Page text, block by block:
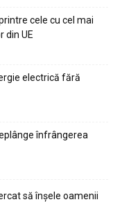
cele cu cel mai
din UE
electrică fără
înfrângerea
să înșele oamenii